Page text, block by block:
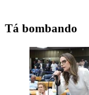
Tá bombando